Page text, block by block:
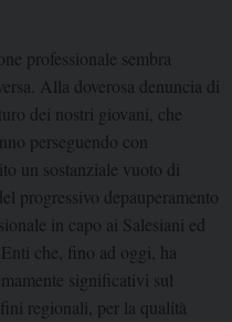
professionale sembra
Alla doverosa denuncia di
dei nostri giovani, che
perseguendo con
un sostanziale vuoto di
progressivo depauperamento
in capo ai Salesiani ed
che, fino ad oggi, ha
significativi sul
regionali, per la qualità